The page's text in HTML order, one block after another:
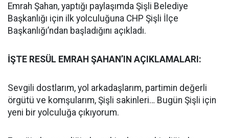
Emrah Şahan, yaptığı paylaşımda Şişli Belediye
Başkanlığı için ilk yolculuğuna CHP Şişli İlçe
Başkanlığı’ndan başladığını açıkladı.
İŞTE RESÜL EMRAH ŞAHAN’IN AÇIKLAMALARI:
Sevgili dostlarım, yol arkadaşlarım, partimin değerli
örgütü ve komşularım, Şişli sakinleri… Bugün Şişli için
yeni bir yolculuğa çıkıyorum.